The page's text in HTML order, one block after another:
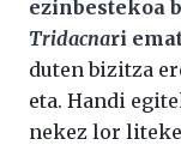
ezinbestekoa
Tridacnari
duten bizitza
eta. Handi
nekez lor